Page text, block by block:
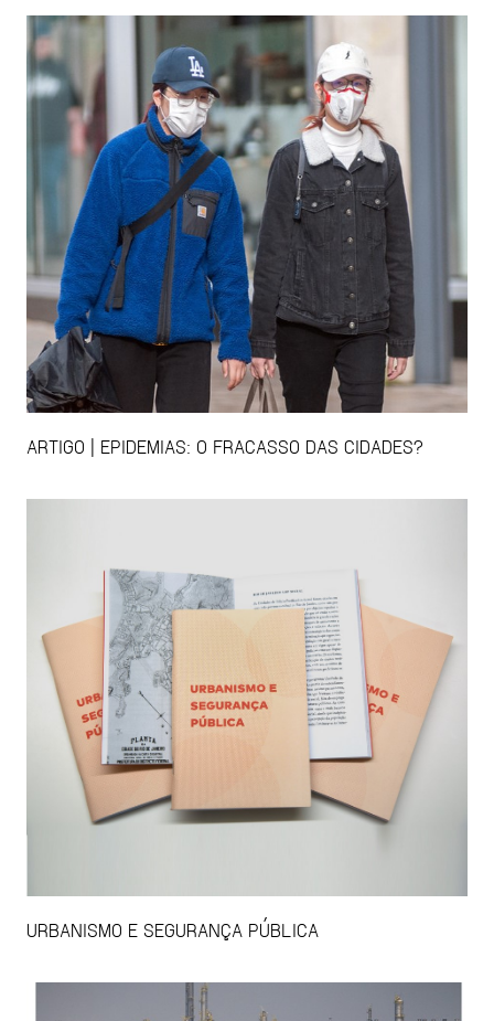
ARTIGO | EPIDEMIAS: O FRACASSO DAS CIDADES?
URBANISMO E SEGURANÇA PÚBLICA